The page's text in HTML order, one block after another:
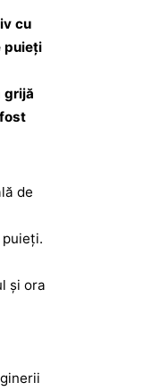
cu
puieți
grijă
de
și ora